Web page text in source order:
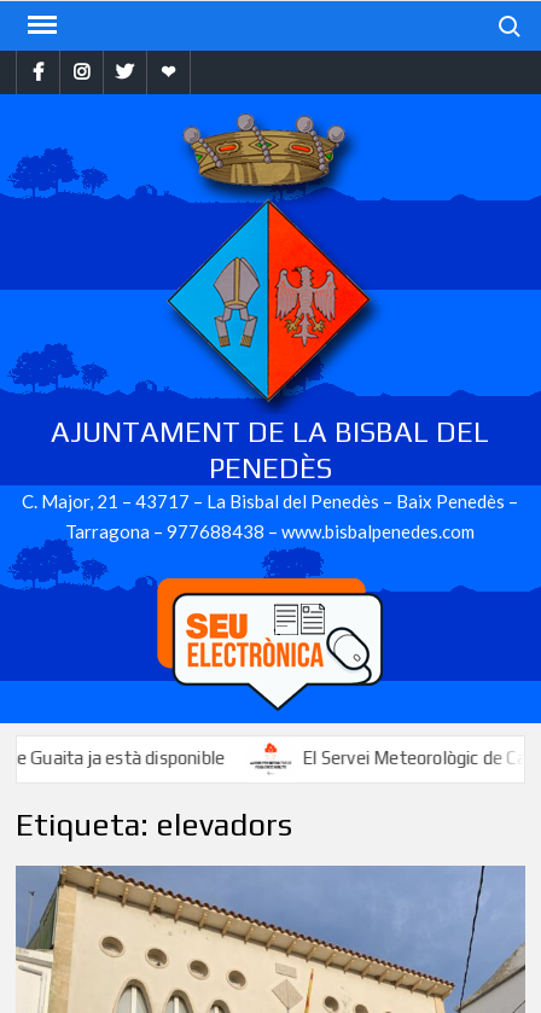
Skip
contentFacebookInstragram
TwitterEbando
AJUNTAMENT DE LA BISBAL DEL
PENEDÈS
C. Major, 21 – 43717 – La Bisbal del Penedès – Baix Penedès –
Tarragona – 977688438 – www.bisbalpenedes.com
ja està disponible El Servei Meteorològic de
Etiqueta: elevadors